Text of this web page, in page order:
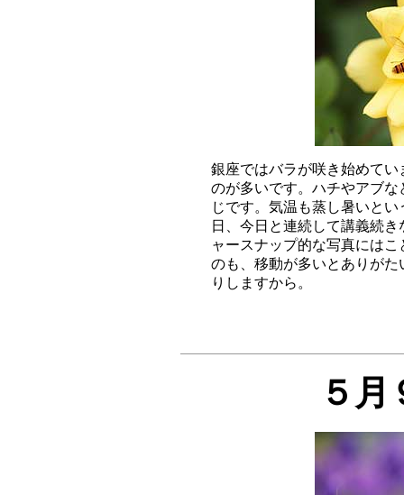
銀座ではバラが咲き始めて
のが多いです。ハチやアブ
じです。気温も蒸し暑いと
日、今日と連続して講義続
ャースナップ的な写真には
のも、移動が多いとありが
５月